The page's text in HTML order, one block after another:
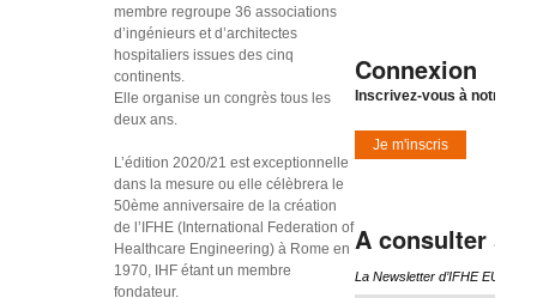
membre regroupe 36 associations
d’ingénieurs et d’architectes
hospitaliers issues des cinq
continents.
Elle organise un congrès tous les
deux ans.
L’édition 2020/21 est exceptionnelle
dans la mesure ou elle célèbrera le
50ème anniversaire de la création
de l’IFHE (International Federation of
Healthcare Engineering) à Rome en
1970, IHF étant un membre
fondateur.
Connexion
Inscrivez-vous à notre
Je m'inscris
A consulter
La Newsletter d’IFHE EU 2026